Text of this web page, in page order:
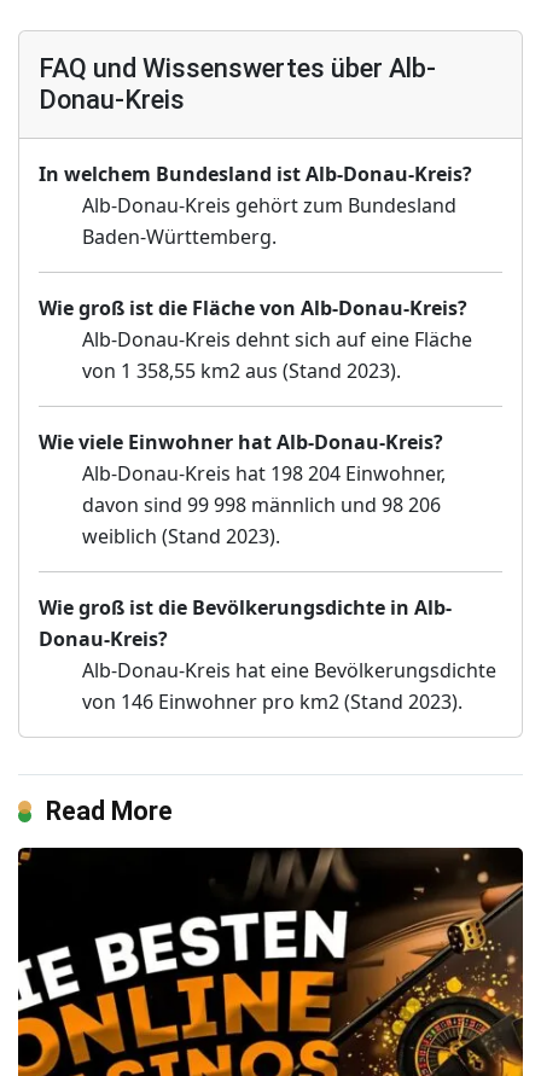
FAQ und Wissenswertes über Alb-
Donau-Kreis
In welchem Bundesland ist Alb-Donau-Kreis?
Alb-Donau-Kreis gehört zum Bundesland
Baden-Württemberg.
Wie groß ist die Fläche von Alb-Donau-Kreis?
Alb-Donau-Kreis dehnt sich auf eine Fläche
von 1 358,55 km2 aus (Stand 2023).
Wie viele Einwohner hat Alb-Donau-Kreis?
Alb-Donau-Kreis hat 198 204 Einwohner,
davon sind 99 998 männlich und 98 206
weiblich (Stand 2023).
Wie groß ist die Bevölkerungsdichte in Alb-
Donau-Kreis?
Alb-Donau-Kreis hat eine Bevölkerungsdichte
von 146 Einwohner pro km2 (Stand 2023).
Read More